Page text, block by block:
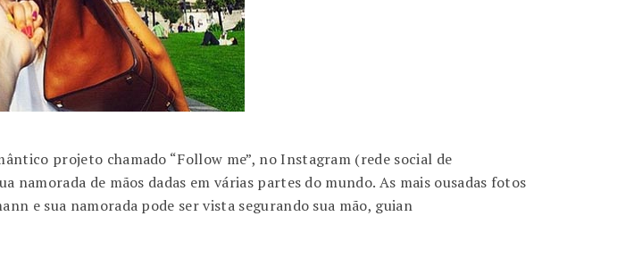
projeto chamado “Follow me”, no Instagram (rede social de
de mãos dadas em várias partes do mundo. As mais ousadas fotos
e sua namorada pode ser vista segurando sua mão, guian